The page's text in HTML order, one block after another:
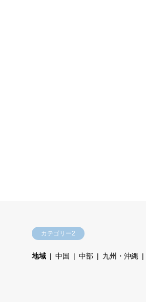
カテゴリー2
地域 中国 中部 九州・沖縄